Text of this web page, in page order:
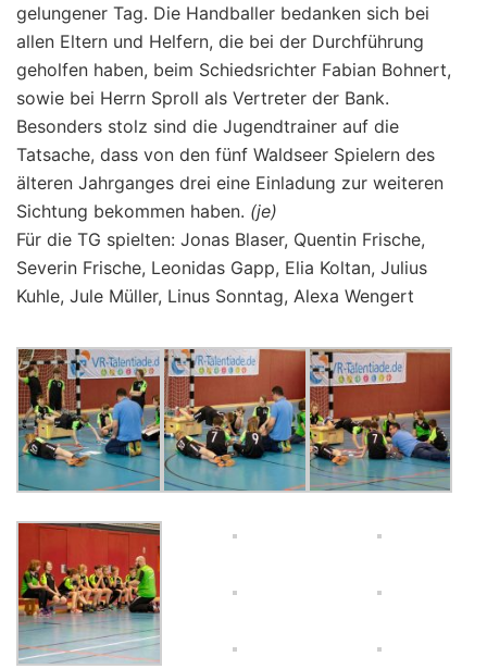
gelungener Tag. Die Handballer bedanken sich bei
allen Eltern und Helfern, die bei der Durchführung
geholfen haben, beim Schiedsrichter Fabian Bohnert,
sowie bei Herrn Sproll als Vertreter der Bank.
Besonders stolz sind die Jugendtrainer auf die
Tatsache, dass von den fünf Waldseer Spielern des
älteren Jahrganges drei eine Einladung zur weiteren
Sichtung bekommen haben. (je)
Für die TG spielten: Jonas Blaser, Quentin Frische,
Severin Frische, Leonidas Gapp, Elia Koltan, Julius
Kuhle, Jule Müller, Linus Sonntag, Alexa Wengert